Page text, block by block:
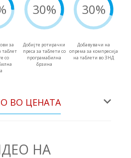
за
таблет
со
30%
Добијте ротирачки
преса за таблети со
програмабилна
брзина
30%
Добавувачи на
опрема за компресија
на таблети во ЗНД
ВО ЦЕНАТА
НА